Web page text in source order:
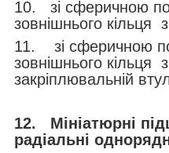
10. зі сферичною
зовнішнього кільця
11. зі сферичною
зовнішнього кільця
закріплювальній
12.
Мініатюрні
радіальні